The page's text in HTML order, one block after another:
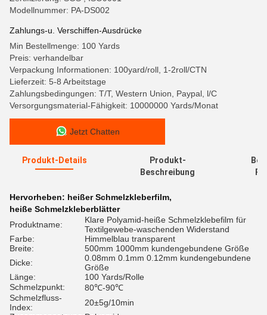
Modellnummer: PA-DS002
Zahlungs-u. Verschiffen-Ausdrücke
Min Bestellmenge: 100 Yards
Preis: verhandelbar
Verpackung Informationen: 100yard/roll, 1-2roll/CTN
Lieferzeit: 5-8 Arbeitstage
Zahlungsbedingungen: T/T, Western Union, Paypal, l/C
Versorgungsmaterial-Fähigkeit: 10000000 Yards/Monat
Jetzt Chatten
Produkt-Details
Produkt-
Beschreibung
Hervorheben: heißer Schmelzkleberfilm,
heiße Schmelzkleberblätter
Produktname:
Klare Polyamid-heiße Schmelzklebefilm für
Textilgewebe-waschenden Widerstand
Farbe:
Himmelblau transparent
Breite:
500mm 1000mm kundengebundene Größe
Dicke:
0.08mm 0.1mm 0.12mm kundengebundene
Größe
Länge:
100 Yards/Rolle
Schmelzpunkt:
80℃-90℃
Schmelzfluss-
Index:
20±5g/10min